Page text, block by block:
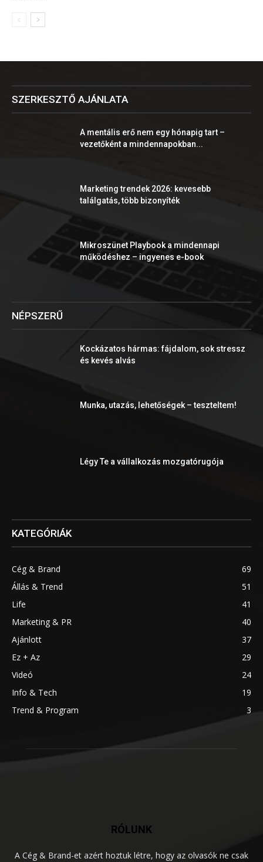
SZERKESZTŐ AJÁNLATA
A mentális erő nem egy hónapig tart –
vezetőként a mindennapokban...
Marketing trendek 2026: kevesebb
találgatás, több bizonyíték
Mikroszünet Playbook a mindennapi
működéshez – ingyenes e-book
NÉPSZERŰ
Kockázatos hármas: fájdalom, sok stressz
és kevés alvás
Munka, utazás, lehetőségek – teszteltem!
Légy Te a vállalkozás mozgatórugója
KATEGÓRIÁK
Cég & Brand
69
Állás & Trend
51
Life
41
Marketing & PR
40
Ajánlott
37
Ez + Az
29
Videó
24
Info & Tech
19
Trend & Program
3
RÓLUNK
A Cég & Brand-et azért hoztuk létre, hogy az olvasók ne csak